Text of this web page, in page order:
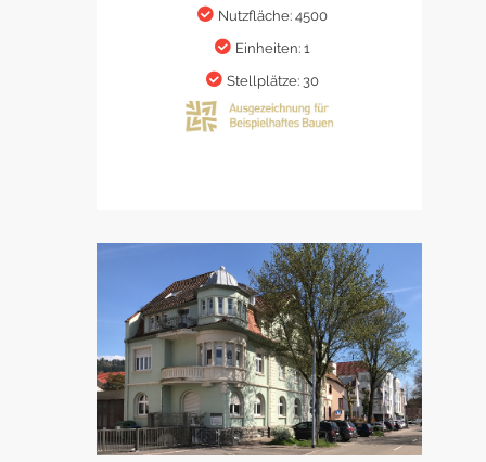
Nutzfläche: 4500
Einheiten: 1
Stellplätze: 30